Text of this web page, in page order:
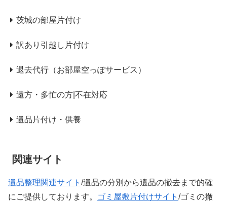
茨城の部屋片付け
訳あり引越し片付け
退去代行（お部屋空っぽサービス）
遠方・多忙の方|不在対応
遺品片付け・供養
関連サイト
遺品整理関連サイト /遺品の分別から遺品の撤去まで的確
にご提供しております。
ゴミ屋敷片付けサイト /ゴミの撤